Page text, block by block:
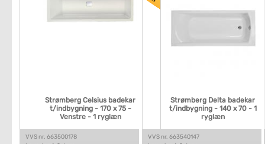
Strømberg Celsius badekar
t/indbygning - 170 x 75 -
Venstre - 1 ryglæn
VVS nr. 663500178
Strømberg Delta badekar
t/indbygning - 140 x 70 - 1
ryglæn
VVS nr. 663540147